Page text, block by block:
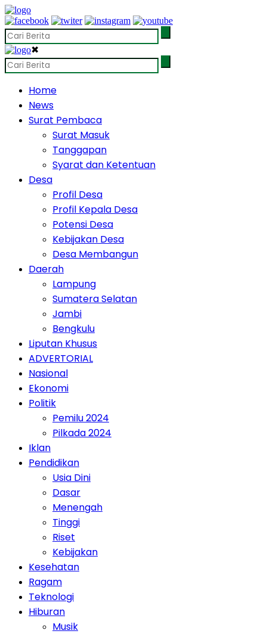
✖
Home
News
Surat Pembaca
Surat Masuk
Tanggapan
Syarat dan Ketentuan
Desa
Profil Desa
Profil Kepala Desa
Potensi Desa
Kebijakan Desa
Desa Membangun
Daerah
Lampung
Sumatera Selatan
Jambi
Bengkulu
Liputan Khusus
ADVERTORIAL
Nasional
Ekonomi
Politik
Pemilu 2024
Pilkada 2024
Iklan
Pendidikan
Usia Dini
Dasar
Menengah
Tinggi
Riset
Kebijakan
Kesehatan
Ragam
Teknologi
Hiburan
Musik